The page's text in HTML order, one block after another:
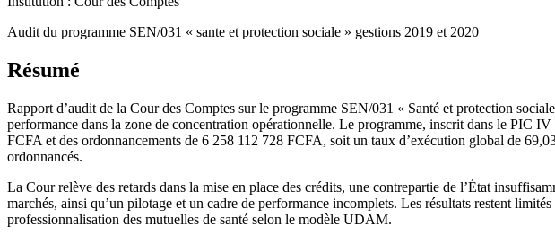
Audit du programme SEN/031 « sante et protection sociale » gestions 2019 et 2020
Résumé
Rapport d’audit de la Cour des Comptes sur le programme SEN/031 « Santé et protection
performance dans la zone de concentration opérationnelle. Le programme, inscrit dans le PIC
FCFA et des ordonnancements de 6 258 112 728 FCFA, soit un taux d’exécution global de
ordonnancés.
La Cour relève des retards dans la mise en place des crédits, une contrepartie de l’État
marchés, ainsi qu’un pilotage et un cadre de performance incomplets. Les résultats restent
professionnalisation des mutuelles de santé selon le modèle UDAM.